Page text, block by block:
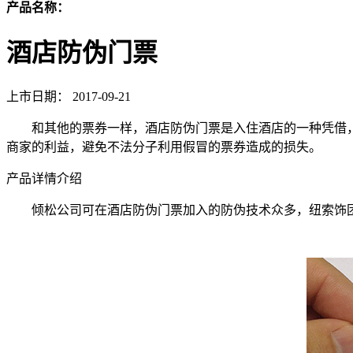
产品名称：
酒店防伪门票
上市日期： 2017-09-21
和其他的票券一样，酒店防伪门票是入住酒店的一种凭
商家的利益，避免不法分子利用假冒的票券造成的损失。
产品详情介绍
倾松公司可在酒店防伪门票加入的防伪技术众多，纽索